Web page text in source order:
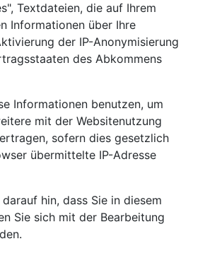
Textdateien, die auf Ihrem
Informationen über Ihre
der IP-Anonymisierung
des Abkommens
Informationen benutzen, um
mit der Websitenutzung
sofern dies gesetzlich
übermittelte IP-Adresse
hin, dass Sie in diesem
Sie sich mit der Bearbeitung